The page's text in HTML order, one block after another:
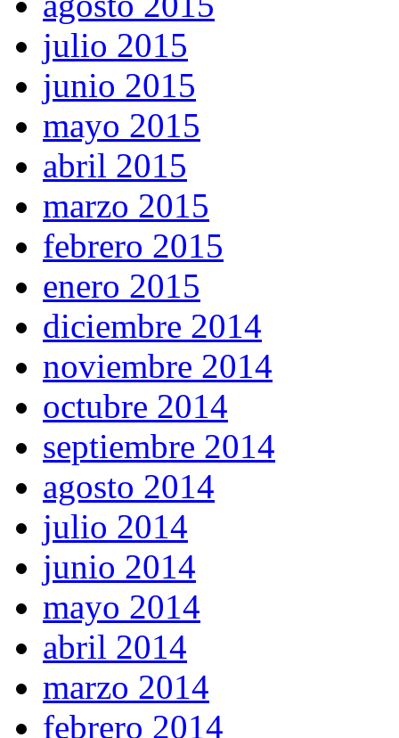
julio 2015
junio 2015
mayo 2015
abril 2015
marzo 2015
febrero 2015
enero 2015
diciembre 2014
noviembre 2014
octubre 2014
septiembre 2014
agosto 2014
julio 2014
junio 2014
mayo 2014
abril 2014
marzo 2014
febrero 2014